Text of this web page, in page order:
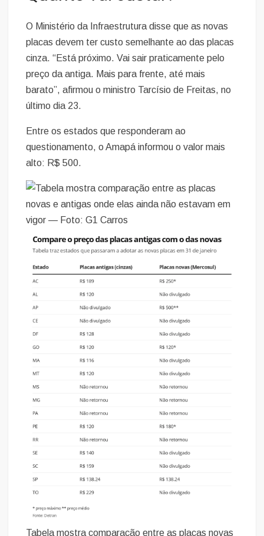
O Ministério da Infraestrutura disse que as novas
placas devem ter custo semelhante ao das placas
cinza. “Está próximo. Vai sair praticamente pelo
preço da antiga. Mais para frente, até mais
barato”, afirmou o ministro Tarcísio de Freitas, no
último dia 23.
Entre os estados que responderam ao
questionamento, o Amapá informou o valor mais
alto: R$ 500.
Tabela mostra comparação entre as placas novas